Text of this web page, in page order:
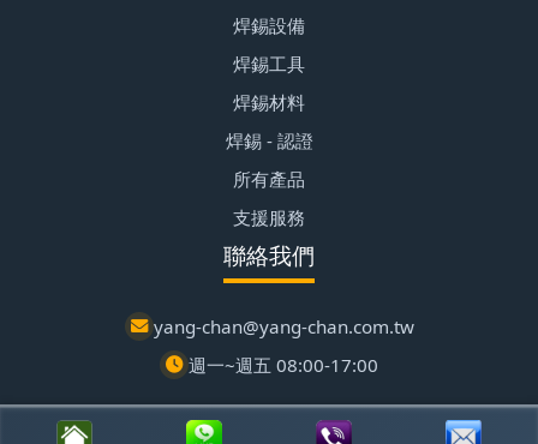
焊錫設備
焊錫工具
焊錫材料
焊錫 - 認證
所有產品
支援服務
聯絡我們
yang-chan@yang-chan.com.tw
週一~週五 08:00-17:00